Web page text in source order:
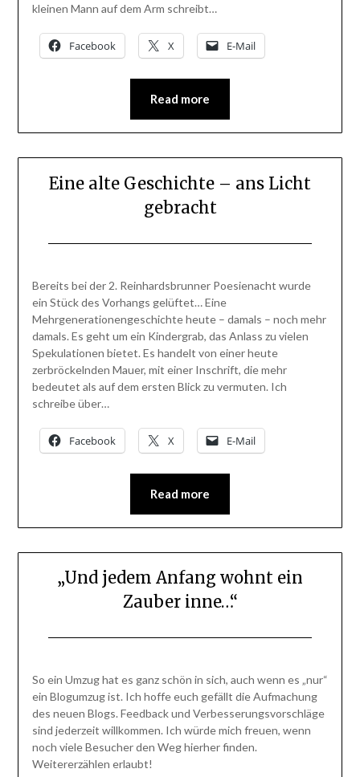
kleinen Mann auf dem Arm schreibt…
Facebook X E-Mail
Read more
Eine alte Geschichte – ans Licht
gebracht
31.
August
2014
Bereits bei der 2. Reinhardsbrunner Poesienacht wurde
ein Stück des Vorhangs gelüftet… Eine
Mehrgenerationengeschichte heute – damals – noch mehr
damals. Es geht um ein Kindergrab, das Anlass zu vielen
Spekulationen bietet. Es handelt von einer heute
zerbröckelnden Mauer, mit einer Inschrift, die mehr
bedeutet als auf dem ersten Blick zu vermuten. Ich
schreibe über…
Facebook X E-Mail
Read more
„Und jedem Anfang wohnt ein
Zauber inne…“
8.
Juli
2014
So ein Umzug hat es ganz schön in sich, auch wenn es „nur“
ein Blogumzug ist. Ich hoffe euch gefällt die Aufmachung
des neuen Blogs. Feedback und Verbesserungsvorschläge
sind jederzeit willkommen. Ich würde mich freuen, wenn
noch viele Besucher den Weg hierher finden.
Weitererzählen erlaubt!